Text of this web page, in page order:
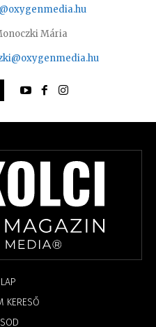
Mária
KERESŐ